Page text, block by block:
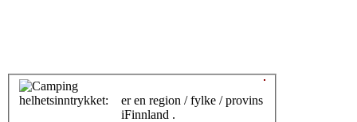
helhetsinntrykket:
er en region / fylke / provins
iFinnland .